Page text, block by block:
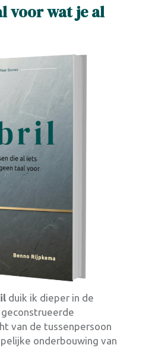
voor wat je al
duik ik dieper in de
van de tussenpersoon
onderbouwing van